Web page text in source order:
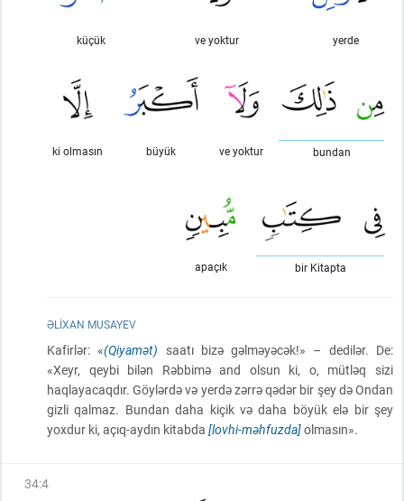
yerde
ve yoktur
küçük
bundan
ve yoktur
büyük
ki olmasın
bir Kitapta
apaçık
ƏLIXAN MUSAYEV
Kafirlər: «(Qiyamət) saatı bizə gəlməyəcək!» – dedilər. De:
«Xeyr, qeybi bilən Rəbbimə and olsun ki, o, mütləq sizi
haqlayacaqdır. Göylərdə və yerdə zərrə qədər bir şey də Ondan
gizli qalmaz. Bundan daha kiçik və daha böyük elə bir şey
yoxdur ki, açıq-aydın kitabda [lovhi-məhfuzda]olmasın».
34:4